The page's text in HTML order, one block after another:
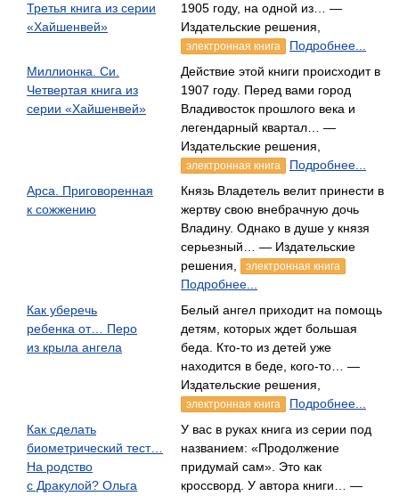
Третья книга из серии
«Хайшенвей»
1905 году, на одной из… —
Издательские решения,
электронная книга
Подробнее...
Миллионка. Си.
Четвертая книга из
серии «Хайшенвей»
Действие этой книги происходит в
1907 году. Перед вами город
Владивосток прошлого века и
легендарный квартал… —
Издательские решения,
электронная книга
Подробнее...
Арса. Приговоренная
к сожжению
Князь Владетель велит принести в
жертву свою внебрачную дочь
Владину. Однако в душе у князя
серьезный… — Издательские
решения,
электронная книга
Подробнее...
Как уберечь
ребенка от… Перо
из крыла ангела
Белый ангел приходит на помощь
детям, которых ждет большая
беда. Кто-то из детей уже
находится в беде, кого-то… —
Издательские решения,
электронная книга
Подробнее...
Как сделать
биометрический тест…
На родство
с Дракулой? Ольга
У вас в руках книга из серии под
названием: «Продолжение
придумай сам». Это как
кроссворд. У автора книги… —